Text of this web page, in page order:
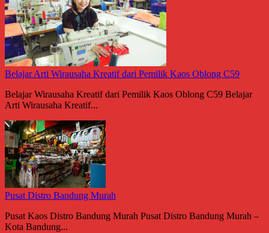
Belajar Arti Wirausaha Kreatif dari Pemilik Kaos Oblong C59
Belajar Wirausaha Kreatif dari Pemilik Kaos Oblong C59 Belajar
Arti Wirausaha Kreatif...
Pusat Distro Bandung Murah
Pusat Kaos Distro Bandung Murah Pusat Distro Bandung Murah –
Kota Bandung...